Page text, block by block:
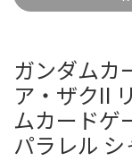
ガンダムカ
ア・ザクII
ムカードゲ
パラレル